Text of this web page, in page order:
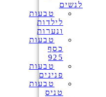
לנשים
טבעות
לילדות
ונערות
טבעות
כסף
925
טבעות
פנינים
טבעות
טניס